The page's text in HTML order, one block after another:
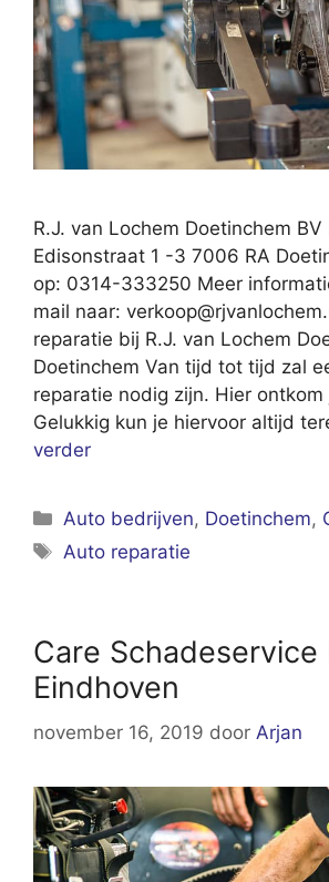
R.J. van Lochem Doetinchem
Edisonstraat 1 -3 7006 RA
op: 0314-333250 Meer
mail naar:
reparatie bij R.J. van Lochem
Doetinchem Van tijd tot tijd zal
reparatie nodig zijn. Hier ontkom
Gelukkig kun je hiervoor altijd
verder
Categorieën
Auto bedrijven, Doetinchem,
Tags
Auto reparatie
Care Schadeservice
Eindhoven
november 16, 2019 door Arjan